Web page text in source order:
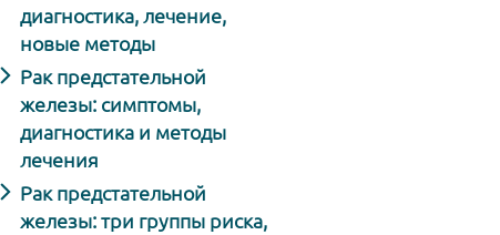
диагностика, лечение,
новые методы
Рак предстательной
железы: симптомы,
диагностика и методы
лечения
Рак предстательной
железы: три группы риска,